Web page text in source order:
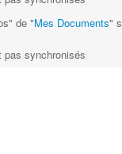
de "Mes Documents"
pas synchronisés